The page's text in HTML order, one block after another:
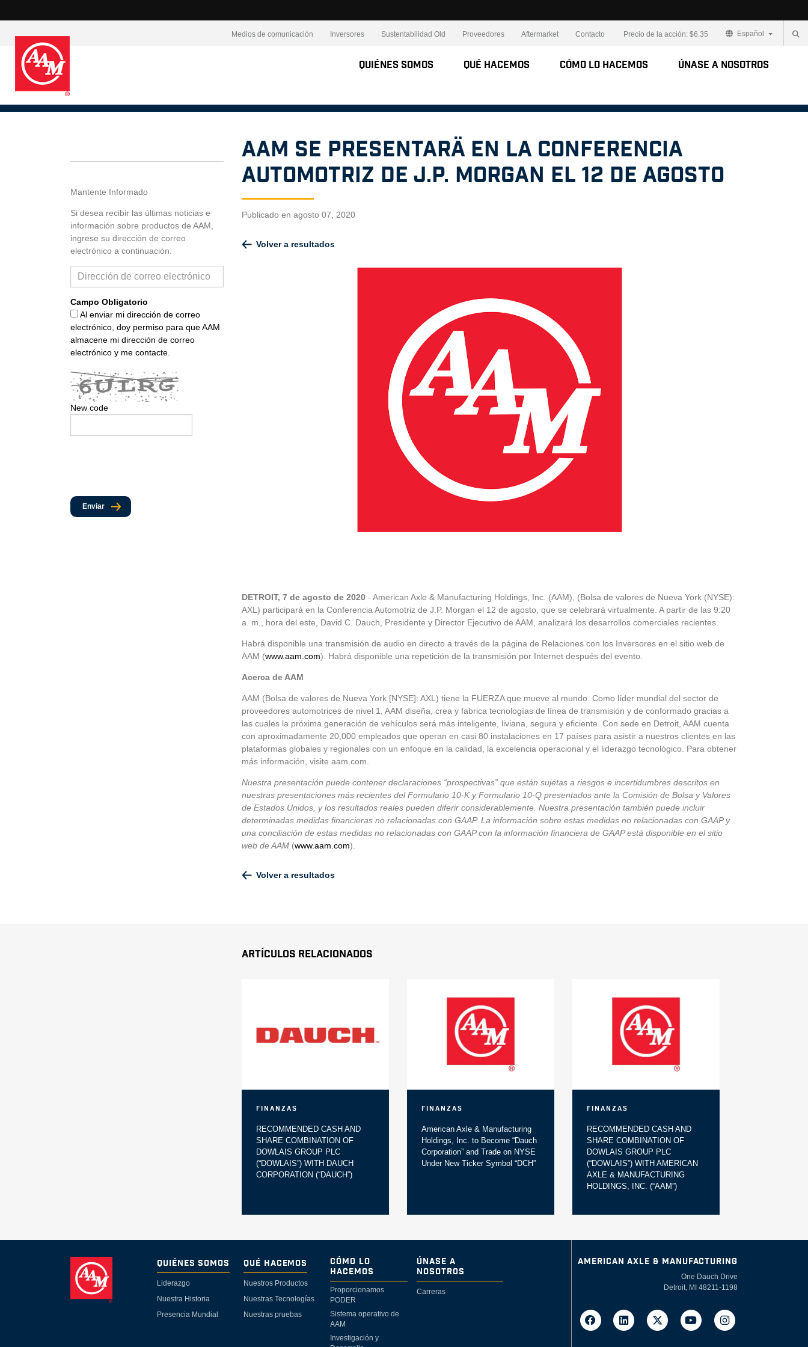
Medios de comunicación Inversores Sustentabilidad Old Proveedores Aftermarket Contacto Precio de la acción: $6.35 Español
Quiénes Somos Qué Hacemos Cómo lo Hacemos Únase a Nosotros
AAM se presentarä en la Conferencia
Automotriz de J.P. Morgan el 12 de agosto
Publicado en agosto 07, 2020
Volver a resultados
DETROIT, 7 de agosto de 2020 - American Axle & Manufacturing Holdings, Inc. (AAM), (Bolsa de valores de Nueva York (NYSE):
AXL) participará en la Conferencia Automotriz de J.P. Morgan el 12 de agosto, que se celebrará virtualmente. A partir de las 9:20
a. m., hora del este, David C. Dauch, Presidente y Director Ejecutivo de AAM, analizará los desarrollos comerciales recientes.
Habrá disponible una transmisión de audio en directo a través de la página de Relaciones con los Inversores en el sitio web de
AAM (www.aam.com). Habrá disponible una repetición de la transmisión por Internet después del evento.
Acerca de AAM
AAM (Bolsa de valores de Nueva York [NYSE]: AXL) tiene la FUERZA que mueve al mundo. Como líder mundial del sector de
proveedores automotrices de nivel 1, AAM diseña, crea y fabrica tecnologías de línea de transmisión y de conformado gracias a
las cuales la próxima generación de vehículos será más inteligente, liviana, segura y eficiente. Con sede en Detroit, AAM cuenta
con aproximadamente 20,000 empleados que operan en casi 80 instalaciones en 17 países para asistir a nuestros clientes en las
plataformas globales y regionales con un enfoque en la calidad, la excelencia operacional y el liderazgo tecnológico. Para obtener
más información, visite aam.com.
Nuestra presentación puede contener declaraciones “prospectivas” que están sujetas a riesgos e incertidumbres descritos en
nuestras presentaciones más recientes del Formulario 10-K y Formulario 10-Q presentados ante la Comisión de Bolsa y Valores
de Estados Unidos, y los resultados reales pueden diferir considerablemente. Nuestra presentación también puede incluir
determinadas medidas financieras no relacionadas con GAAP. La información sobre estas medidas no relacionadas con GAAP y
una conciliación de estas medidas no relacionadas con GAAP con la información financiera de GAAP está disponible en el sitio
web de AAM (www.aam.com).
Volver a resultados
Mantente Informado
Si desea recibir las últimas noticias e
información sobre productos de AAM,
ingrese su dirección de correo
electrónico a continuación.
Campo Obligatorio
Al enviar mi dirección de correo
electrónico, doy permiso para que AAM
almacene mi dirección de correo
electrónico y me contacte.
New code
Enviar
Artículos Relacionados
Finanzas
RECOMMENDED CASH AND
SHARE COMBINATION OF
DOWLAIS GROUP PLC
(“DOWLAIS”) WITH DAUCH
CORPORATION (“DAUCH”)
Finanzas
American Axle & Manufacturing
Holdings, Inc. to Become “Dauch
Corporation” and Trade on NYSE
Under New Ticker Symbol “DCH”
Finanzas
RECOMMENDED CASH AND
SHARE COMBINATION OF
DOWLAIS GROUP PLC
(“DOWLAIS”) WITH AMERICAN
AXLE & MANUFACTURING
HOLDINGS, INC. (“AAM”)
Quiénes Somos
Liderazgo
Nuestra Historia
Presencia Mundial
Qué Hacemos
Nuestros Productos
Nuestras Tecnologías
Nuestras pruebas
Cómo lo
Hacemos
Proporcionamos
PODER
Sistema operativo de
AAM
Investigación y
Únase a
Nosotros
Carreras
AMERICAN AXLE & MANUFACTURING
One Dauch Drive
Detroit, MI 48211-1198